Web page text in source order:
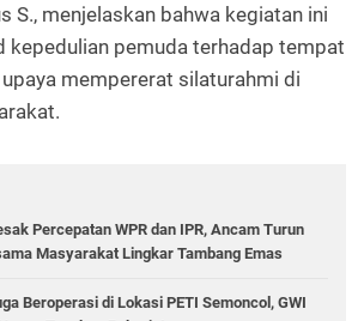
S., menjelaskan bahwa kegiatan ini
kepedulian pemuda terhadap tempat
mempererat silaturahmi di
Percepatan WPR dan IPR, Ancam Turun
Masyarakat Lingkar Tambang Emas
Beroperasi di Lokasi PETI Semoncol, GWI